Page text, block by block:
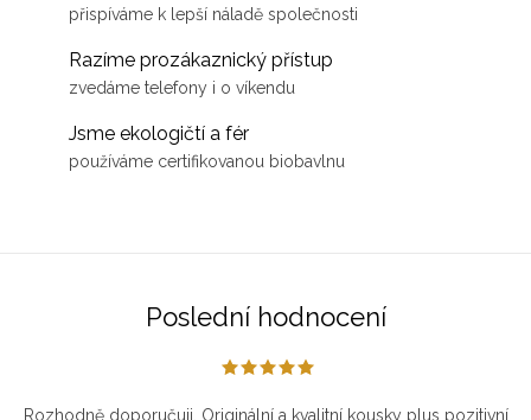
přispíváme k lepší náladě společnosti
Razíme prozákaznický přístup
zvedáme telefony i o víkendu
Jsme ekologičtí a fér
používáme certifikovanou biobavlnu
Poslední hodnocení
Rozhodně doporučuji. Originální a kvalitní kousky plus pozitivní